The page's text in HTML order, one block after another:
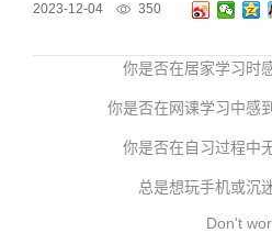
2023-12-04 350
你是否在居家学习时
你是否在网课学习中感
你是否在自习过程中
总是想玩手机或沉
Don't